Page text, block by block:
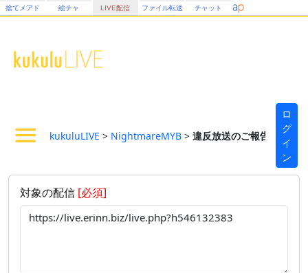
捨てメアド 絵チャ LIVE配信 ファイル転送 チャット
kukuluLIVE > NightmareMYB > 違反放送のご報告フォーム
ロ
グ
イ
ン
対象の配信 [必須]